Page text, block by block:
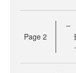
Page 2